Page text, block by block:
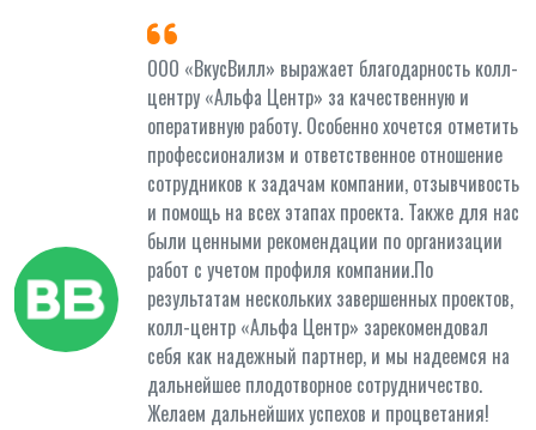
ООО «ВкусВилл» выражает благодарность колл-
центру «Альфа Центр» за качественную и
оперативную работу. Особенно хочется отметить
профессионализм и ответственное отношение
сотрудников к задачам компании, отзывчивость
и помощь на всех этапах проекта. Также для нас
были ценными рекомендации по организации
работ с учетом профиля компании.По
результатам нескольких завершенных проектов,
колл-центр «Альфа Центр» зарекомендовал
себя как надежный партнер, и мы надеемся на
дальнейшее плодотворное сотрудничество.
Желаем дальнейших успехов и процветания!